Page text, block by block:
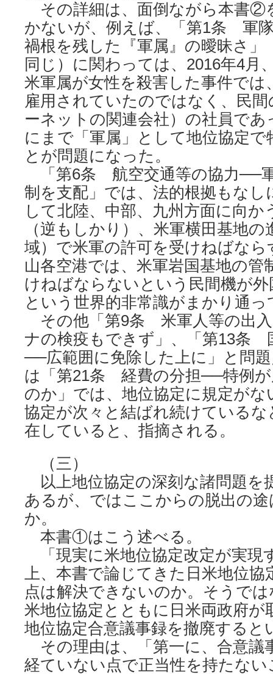
その詳細は、面倒ながら本書②
かないが、例えば、「第1条 軍
禍根を残した『軍属』の曖昧さ」
同じ）に関わっては、2016年4月
米軍属が女性を殺害した事件では
雇用されていたのではなく、民
ーネットの関連会社）の社員で
にまで「軍属」として地位協定
とが問題になった。
「第6条 航空交通等の協力──
制を支配」では、法的根拠もなし
して北陸、中部、九州方面に向か
（逆もしかり）、米軍横田基地の
域）で米軍の許可を受けねばなら
山各空港では、米軍岩国基地の管
けねばならないという民間機が
という世界的非常識がまかり通っ
その他「第9条 米軍人等の出
ナの検疫もできず」、「第13条
──広範囲に免除した上に」と問
は「第21条 経費の分担──特例
のか」では、地位協定に規定が
協定が次々と結ばれ続けている
在していると、指摘される。
（三）
以上地位協定の深刻な諸問題を
あるが、ではここからの脱出の
か。
本書①はこう述べる。
「現実に米地位協定改定が実現
上、本書で論じてきた日米地位
点は解決できないのか。そうで
米地位協定とともに日米両政府が
地位協定合意議事録を撤廃すると
その理由は、「第一に、合意議
経ていない点で正当性を持たな